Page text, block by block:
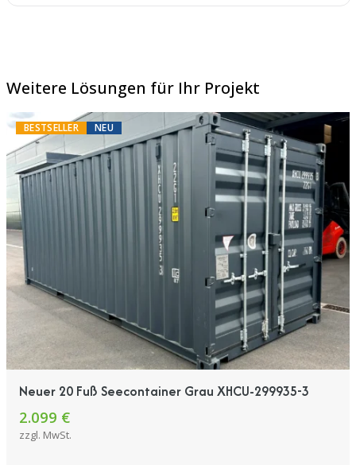
Weitere Lösungen für Ihr Projekt
BESTSELLER NEU
Neuer 20 Fuß Seecontainer Grau XHCU-299935-3
2.099 €
zzgl. MwSt.